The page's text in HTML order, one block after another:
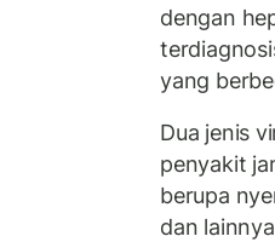
dengan
yang
Dua jenis
penyakit
berupa
dan